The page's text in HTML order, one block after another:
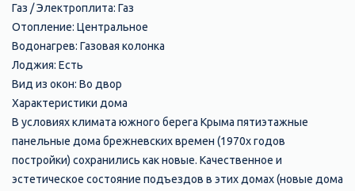
Газ / Электроплита: Газ
Отопление: Центральное
Водонагрев: Газовая колонка
Лоджия: Есть
Вид из окон: Во двор
Характеристики дома
В условиях климата южного берега Крыма пятиэтажные
панельные дома брежневских времен (1970х годов
постройки) сохранились как новые. Качественное и
эстетическое состояние подъездов в этих домах (новые дома